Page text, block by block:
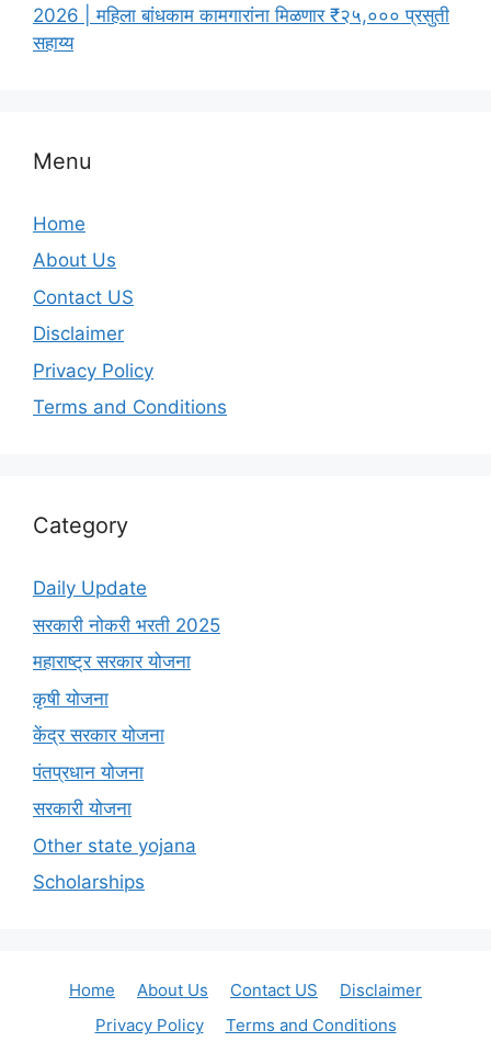
2026 | महिला बांधकाम कामगारांना मिळणार ₹२५,००० प्रसुती
सहाय्य
Menu
Home
About Us
Contact US
Disclaimer
Privacy Policy
Terms and Conditions
Category
Daily Update
सरकारी नोकरी भरती 2025
महाराष्ट्र सरकार योजना
कृषी योजना
केंद्र सरकार योजना
पंतप्रधान योजना
सरकारी योजना
Other state yojana
Scholarships
Home About Us Contact US
Disclaimer
Privacy Policy
Terms and Conditions